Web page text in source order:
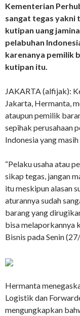
Kementerian
sangat tegas yakni
kutipan uang
pelabuhan
karenanya pemilik
kutipan itu.
JAKARTA (alfijak):
Jakarta, Hermanta,
ataupun pemilik
sepihak perusahaan
Indonesia yang
“Pelaku usaha atau
sikap tegas, jangan
itu meskipun alasan
aturannya sudah
barang yang
bisa melaporkannya
Bisnis pada Senin
Hermanta
Logistik dan
mengungkapkan